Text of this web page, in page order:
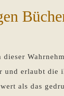
und erlaubt die
als das